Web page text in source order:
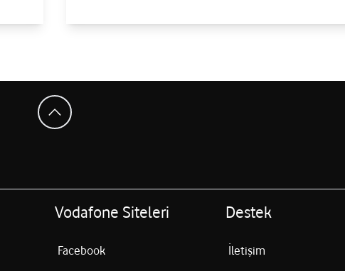
Vodafone Siteleri
Facebook
Destek
İletişim